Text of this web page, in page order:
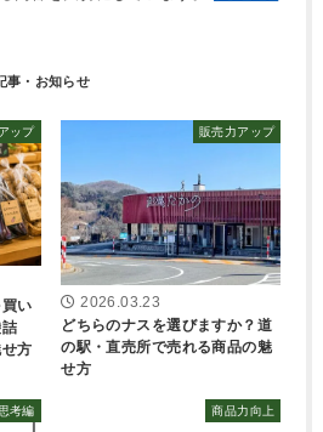
ップ
い
方
販売力アップ
2026.03.23
どちらのナスを選びますか？道
の駅・直売所で売れる商品の魅
せ方
考編 商品力向上